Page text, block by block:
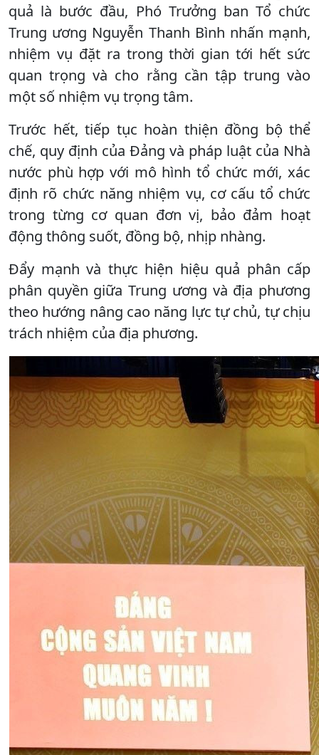
quả là bước đầu, Phó Trưởng ban Tổ chức
Trung ương Nguyễn Thanh Bình nhấn mạnh,
nhiệm vụ đặt ra trong thời gian tới hết sức
quan trọng và cho rằng cần tập trung vào
một số nhiệm vụ trọng tâm.
Trước hết, tiếp tục hoàn thiện đồng bộ thể
chế, quy định của Đảng và pháp luật của Nhà
nước phù hợp với mô hình tổ chức mới, xác
định rõ chức năng nhiệm vụ, cơ cấu tổ chức
trong từng cơ quan đơn vị, bảo đảm hoạt
động thông suốt, đồng bộ, nhịp nhàng.
Đẩy mạnh và thực hiện hiệu quả phân cấp
phân quyền giữa Trung ương và địa phương
theo hướng nâng cao năng lực tự chủ, tự chịu
trách nhiệm của địa phương.